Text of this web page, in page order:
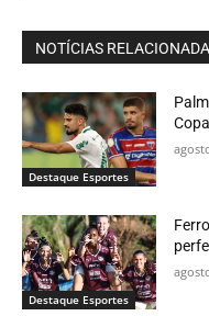
NOTÍCIAS
Destaque Esportes
Destaque Esportes